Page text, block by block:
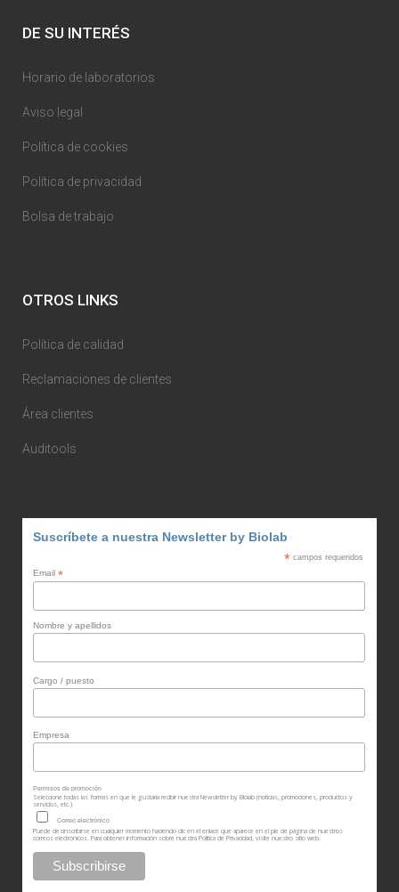
DE SU INTERÉS
Horario de laboratorios
Aviso legal
Política de cookies
Política de privacidad
Bolsa de trabajo
OTROS LINKS
Política de calidad
Reclamaciones de clientes
Área clientes
Auditools
Suscríbete a nuestra Newsletter by Biolab
* campos requeridos
Email *
Nombre y apellidos
Cargo / puesto
Empresa
Permisos de promoción
Seleccione todas las formas en que le gustaría recibir nuestra Newsletter by Biolab (noticias, promociones, productos y
servicios, etc.)
Correo electrónico
Puede desinscribirse en cualquier momento haciendo clic en el enlace que aparece en el pie de página de nuestros
correos electrónicos. Para obtener información sobre nuestra Política de Privacidad, visite nuestro sitio web.